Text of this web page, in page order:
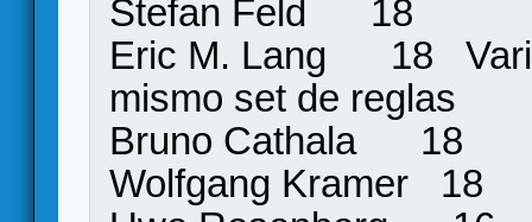
Stefan Feld 18
Eric M. Lang 18
mismo set de reglas
Bruno Cathala 18
Wolfgang Kramer 18